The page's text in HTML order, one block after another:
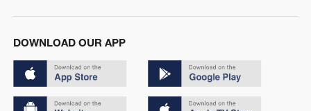
DOWNLOAD OUR APP